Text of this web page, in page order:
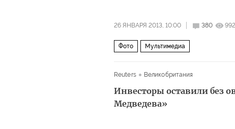
26 ЯНВАРЯ 2013, 10:00 380 992
Фото Мультимедиа
Reuters Великобритания
Инвесторы оставили без
Медведева»